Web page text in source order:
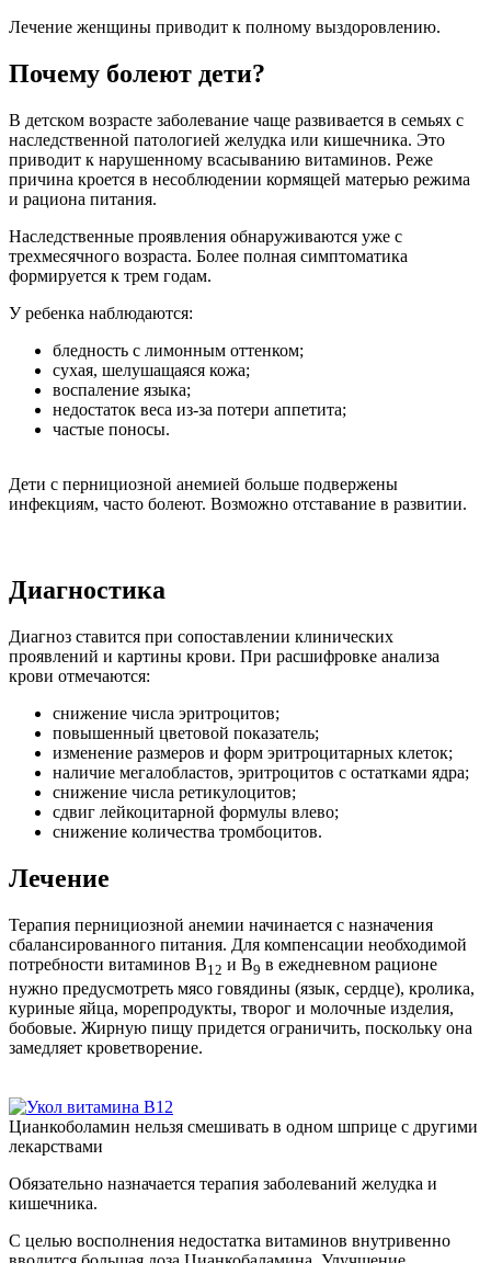
Лечение женщины приводит к полному выздоровлению.
Почему болеют дети?
В детском возрасте заболевание чаще развивается в семьях с
наследственной патологией желудка или кишечника. Это
приводит к нарушенному всасыванию витаминов. Реже
причина кроется в несоблюдении кормящей матерью режима
и рациона питания.
Наследственные проявления обнаруживаются уже с
трехмесячного возраста. Более полная симптоматика
формируется к трем годам.
У ребенка наблюдаются:
бледность с лимонным оттенком;
сухая, шелушащаяся кожа;
воспаление языка;
недостаток веса из-за потери аппетита;
частые поносы.
Дети с пернициозной анемией больше подвержены
инфекциям, часто болеют. Возможно отставание в развитии.
Диагностика
Диагноз ставится при сопоставлении клинических
проявлений и картины крови. При расшифровке анализа
крови отмечаются:
снижение числа эритроцитов;
повышенный цветовой показатель;
изменение размеров и форм эритроцитарных клеток;
наличие мегалобластов, эритроцитов с остатками ядра;
снижение числа ретикулоцитов;
сдвиг лейкоцитарной формулы влево;
снижение количества тромбоцитов.
Лечение
Терапия пернициозной анемии начинается с назначения
сбалансированного питания. Для компенсации необходимой
потребности витаминов В12 и В9 в ежедневном рационе
нужно предусмотреть мясо говядины (язык, сердце), кролика,
куриные яйца, морепродукты, творог и молочные изделия,
бобовые. Жирную пищу придется ограничить, поскольку она
замедляет кроветворение.
Цианкоболамин нельзя смешивать в одном шприце с другими
лекарствами
Обязательно назначается терапия заболеваний желудка и
кишечника.
С целью восполнения недостатка витаминов внутривенно